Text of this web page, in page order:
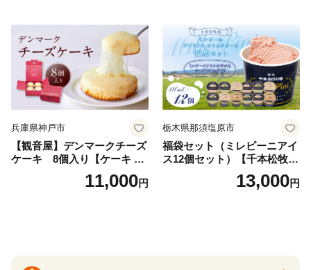
兵庫県神戸市
【観音屋】デンマークチーズ
ケーキ 8個入り【ケーキ チ
ーズケーキ 人気スイーツ お
すすめスイーツ 神戸スイー
11,000円
栃木県那須塩原市
福袋セット（ミレピーニアイ
ス12個セット）【千本松牧
場】 ns025-014-12 【デザー
ト 詰め合わせ ギフト】
13,000円